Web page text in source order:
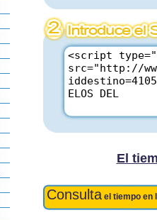
El
Consulta el tiempo en